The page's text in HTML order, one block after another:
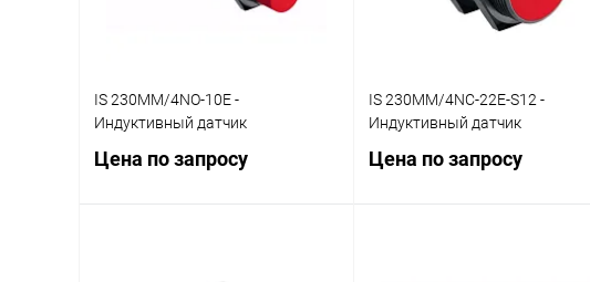
IS 230MM/4NO-10E -
Индуктивный датчик
Цена по запросу
IS 230MM/4NC-22E-S12 -
Индуктивный датчик
Цена по запросу